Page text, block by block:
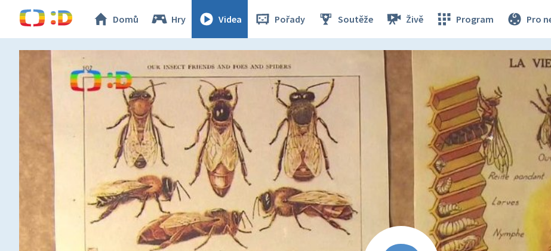
Domů Hry Videa Pořady Soutěže Živě Program Pro